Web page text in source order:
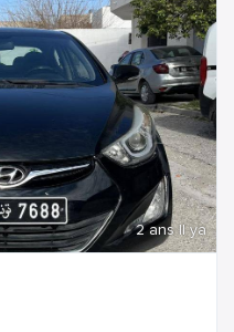
2 ans Il ya